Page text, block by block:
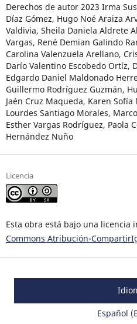
Derechos de autor 2023 Irma
Díaz Gómez, Hugo Noé Araiza
Valdivia, Sheila Daniela Aldrete
Vargas, René Demian Galindo
Carolina Valenzuela Arellano,
Darío Valentino Escobedo Ortíz,
Edgardo Daniel Maldonado
Guillermo Rodríguez Guzmán,
Jaén Cruz Maqueda, Karen
Lourdes Santiago Morales,
Esther Vargas Rodríguez, Paola
Hernández Nuño
Licencia
Esta obra está bajo una licencia
Commons Atribución-
Español